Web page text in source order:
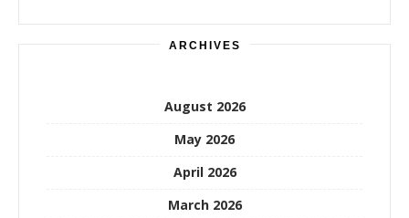
ARCHIVES
August 2026
May 2026
April 2026
March 2026